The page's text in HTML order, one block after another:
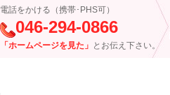
電話をかける（携帯･PHS可）
046-294-0866
「ホームページを見た」 とお伝え下さい。